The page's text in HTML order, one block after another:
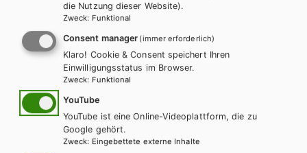
FRANZÖSISCH
Bien fait! MODULAIRE 4; Lehrbuch inkl.
Audio-CD und MP3s
Auf dieser Seite finden Sie kostenlose
Unterrichtsmaterialien zu unseren Schulbüchern.
die Nutzung dieser Website).
Zweck: Funktional
Consent manager (immer erforderlich)
Klaro! Cookie & Consent speichert Ihren
Einwilligungsstatus im Browser.
Zweck: Funktional
YouTube
YouTube ist eine Online-Videoplattform, die zu
Google gehört.
Zweck: Eingebettete externe Inhalte